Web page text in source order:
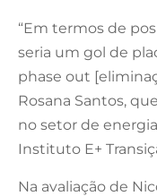
“Em termos de
seria um gol de
phase out
Rosana Santos,
no setor de
Instituto E+
Na avaliação de